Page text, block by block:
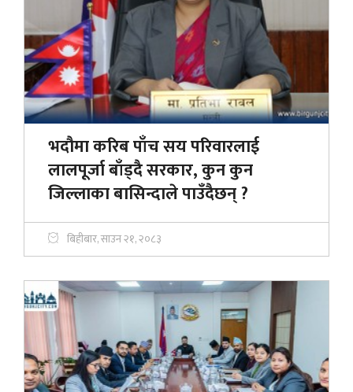
भदौमा करिब पाँच सय परिवारलाई
लालपूर्जा बाँड्दै सरकार, कुन कुन
जिल्लाका बासिन्दाले पाउँदैछन् ?
बिहीबार, साउन २१, २०८३